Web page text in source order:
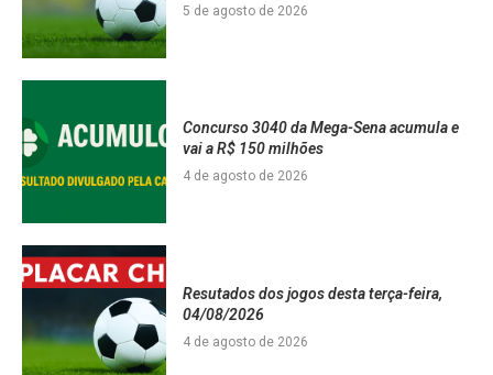
5 de agosto de 2026
Concurso 3040 da Mega-Sena acumula e
vai a R$ 150 milhões
4 de agosto de 2026
Resutados dos jogos desta terça-feira,
04/08/2026
4 de agosto de 2026